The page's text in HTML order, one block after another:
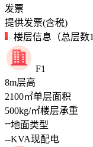
发票
提供发票(含税)
楼层信息（总层数1
F1
8m层高
2100㎡单层面积
500kg/㎡楼层承重
--地面类型
--KVA现配电